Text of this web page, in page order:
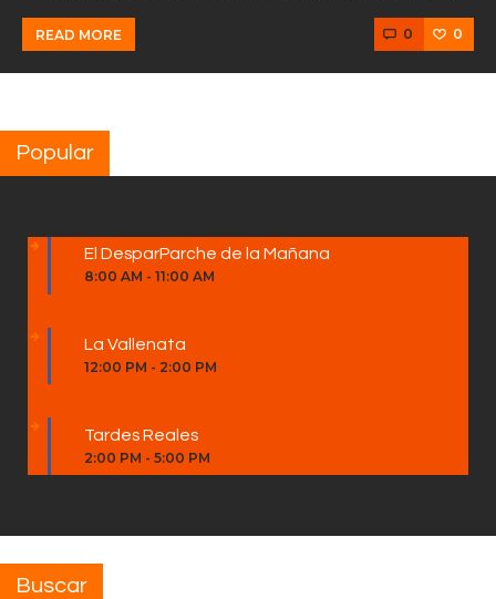
READ MORE 0 0
Popular
El DesparParche de la Mañana
8:00 AM - 11:00 AM
La Vallenata
12:00 PM - 2:00 PM
Tardes Reales
2:00 PM - 5:00 PM
Buscar